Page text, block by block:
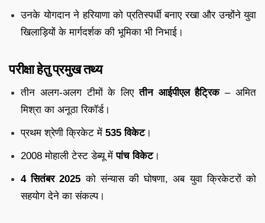
उनके योगदान ने हरियाणा को प्रतिस्पर्धी बनाए रखा और उन्होंने युवा
खिलाड़ियों के मार्गदर्शक की भूमिका भी निभाई।
परीक्षा हेतु प्रमुख तथ्य
तीन अलग-अलग टीमों के लिएतीन आईपीएल हैट्रिक– अमित
मिश्रा का अनूठा रिकॉर्ड।
प्रथम श्रेणी क्रिकेट में 535 विकेट।
2008 मोहाली टेस्ट डेब्यू मेंपांच विकेट।
4 सितंबर 2025 को संन्यास की घोषणा, अब युवा क्रिकेटरों को
सहयोग देने का संकल्प।